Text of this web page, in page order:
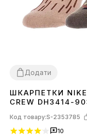
Додати
30-34 34-3838-42
ШКАРПЕТКИ NIKE
CREW DH3414-
Код товару:S-2353785
10